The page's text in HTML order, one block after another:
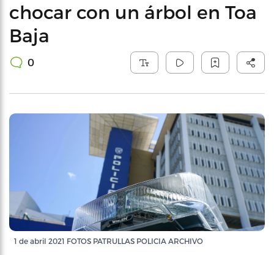
chocar con un árbol en Toa
Baja
0
1 de abril 2021 FOTOS PATRULLAS POLICIA ARCHIVO